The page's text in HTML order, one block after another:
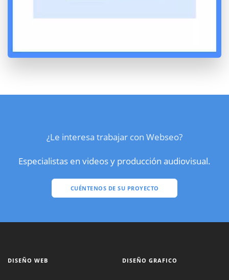
¿Le interesa trabajar con Webseo?
Especialistas en videos y producción audiovisual.
CUÉNTENOS DE SU PROYECTO
DISEÑO WEB DISEÑO GRAFICO